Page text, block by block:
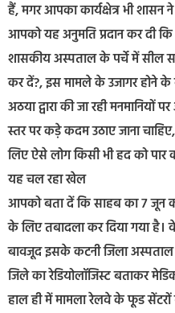
हैं, मगर आपका कार्यक्षेत्र भी शासन
आपको यह अनुमति प्रदान कर दी
शासकीय अस्पताल के पर्चे में सील
कर दें?, इस मामले के उजागर होने के
अठया द्वारा की जा रही
स्तर पर कड़े कदम उठाए जाना
लिए ऐसे लोग किसी भी हद को
यह चल रहा खेल
आपको बता दें कि साहब का 7 जून
के लिए तबादला कर दिया गया
बावजूद इसके कटनी जिला अस्पताल
जिले का रेडियोलॉजिस्ट बताकर
हाल ही में मामला रेलवे के फूड